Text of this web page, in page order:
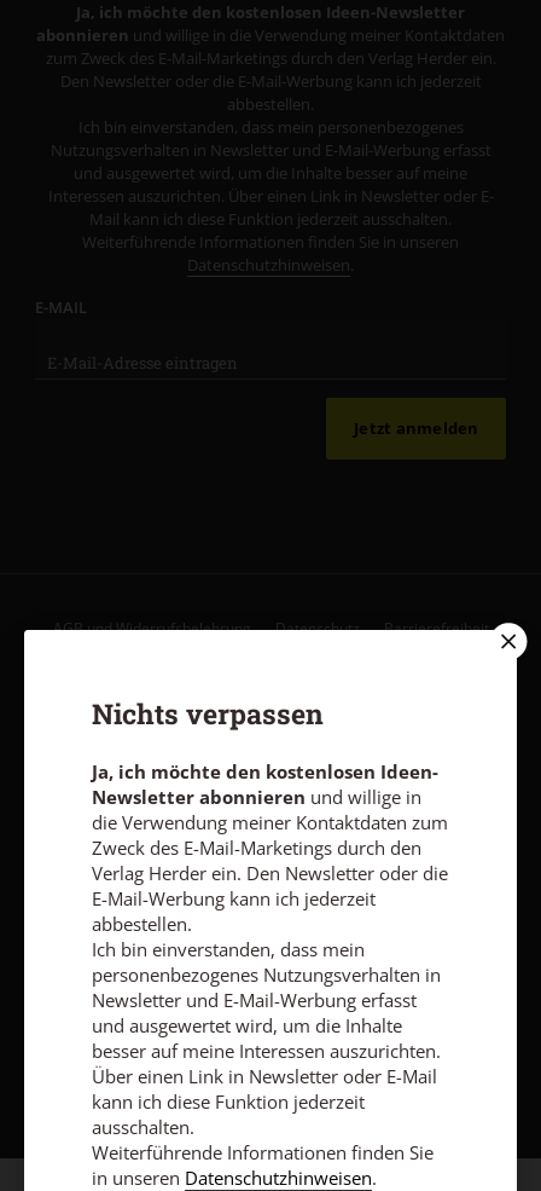
Ja, ich möchte den kostenlosen Ideen-Newsletter
abonnieren und willige in die Verwendung meiner Kontaktdaten
zum Zweck des E-Mail-Marketings durch den Verlag Herder ein.
Den Newsletter oder die E-Mail-Werbung kann ich jederzeit
abbestellen.
Ich bin einverstanden, dass mein personenbezogenes
Nutzungsverhalten in Newsletter und E-Mail-Werbung erfasst
und ausgewertet wird, um die Inhalte besser auf meine
Interessen auszurichten. Über einen Link in Newsletter oder E-
Mail kann ich diese Funktion jederzeit ausschalten.
Weiterführende Informationen finden Sie in unseren
Datenschutzhinweisen.
E-MAIL
Jetzt anmelden
AGB und Widerrufsbelehrung Datenschutz Barrierefreiheit
Nach oben
Nichts verpassen
Ja, ich möchte den kostenlosen Ideen-
Newsletter abonnieren und willige in
die Verwendung meiner Kontaktdaten zum
Zweck des E-Mail-Marketings durch den
Verlag Herder ein. Den Newsletter oder die
E-Mail-Werbung kann ich jederzeit
abbestellen.
Ich bin einverstanden, dass mein
personenbezogenes Nutzungsverhalten in
Newsletter und E-Mail-Werbung erfasst
und ausgewertet wird, um die Inhalte
besser auf meine Interessen auszurichten.
Über einen Link in Newsletter oder E-Mail
kann ich diese Funktion jederzeit
ausschalten.
Weiterführende Informationen finden Sie
in unseren Datenschutzhinweisen.